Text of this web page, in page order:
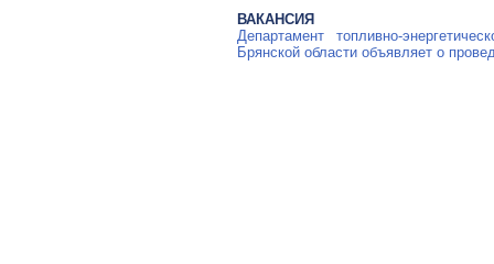
ВАКАНСИЯ
Департамент топливно-
Брянской области объявляет о